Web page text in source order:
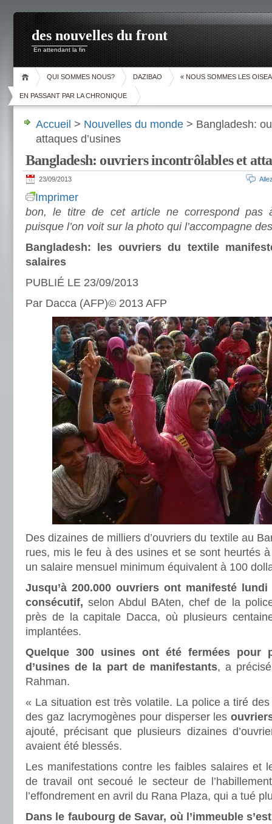
des nouvelles du front
En attendant la fin
QUI SOMMES NOUS? DAZIBAO « NOUS SOMMES LES
EN PASSANT PAR LA CHRONIQUE
Accueil > Nouvelles du monde > Bangladesh:
attaques d’usines
Bangladesh: ouvriers incontrôlables et
23/09/2013
Imprimer
bon, le titre de cet article ne correspond pas
puisque l’on voit sur la photo qui l’accompagne
Bangladesh: les ouvriers du textile
salaires
PUBLIÉ LE 23/09/2013
Par Dacca (AFP)© 2013 AFP
Des dizaines de milliers d’ouvriers du textile au
rues, mis le feu à des usines et se sont heurtés
un salaire mensuel minimum équivalent à 100
Jusqu’à 200.000 ouvriers ont manifesté
consécutif, selon Abdul BAten, chef de la
près de la capitale Dacca, où plusieurs
implantées.
Quelque 300 usines ont été fermées pour
d’usines de la part de manifestants, a
Rahman.
« La situation est très volatile. La police a tiré
des gaz lacrymogènes pour disperser les
ajouté, précisant que plusieurs dizaines
avaient été blessés.
Les manifestations contre les faibles salaires et
de travail ont secoué le secteur de
l’effondrement en avril du Rana Plaza, qui a tué
Dans le faubourg de Savar, où l’immeuble